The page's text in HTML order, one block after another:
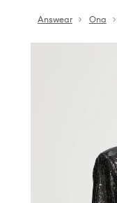
Answear Ona